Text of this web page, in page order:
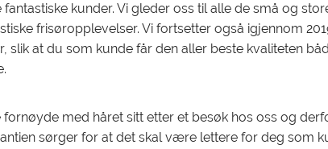
kunder. Vi gleder oss til alle de små og
frisøropplevelser. Vi fortsetter også igjennom
slik at du som kunde får den aller beste kvaliteten
med håret sitt etter et besøk hos oss og
sørger for at det skal være lettere for deg som